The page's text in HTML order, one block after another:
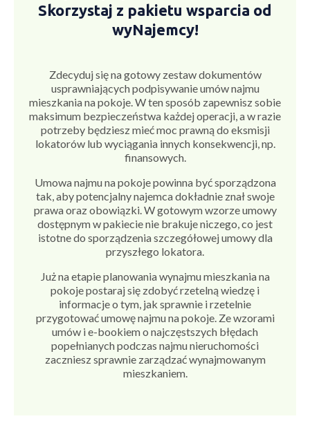
Skorzystaj z pakietu wsparcia od
wyNajemcy!
Zdecyduj się na gotowy zestaw dokumentów
usprawniających podpisywanie umów najmu
mieszkania na pokoje. W ten sposób zapewnisz sobie
maksimum bezpieczeństwa każdej operacji, a w razie
potrzeby będziesz mieć moc prawną do eksmisji
lokatorów lub wyciągania innych konsekwencji, np.
finansowych.
Umowa najmu na pokoje powinna być sporządzona
tak, aby potencjalny najemca dokładnie znał swoje
prawa oraz obowiązki. W gotowym wzorze umowy
dostępnym w pakiecie nie brakuje niczego, co jest
istotne do sporządzenia szczegółowej umowy dla
przyszłego lokatora.
Już na etapie planowania wynajmu mieszkania na
pokoje postaraj się zdobyć rzetelną wiedzę i
informacje o tym, jak sprawnie i rzetelnie
przygotować umowę najmu na pokoje. Ze wzorami
umów i e-bookiem o najczęstszych błędach
popełnianych podczas najmu nieruchomości
zaczniesz sprawnie zarządzać wynajmowanym
mieszkaniem.